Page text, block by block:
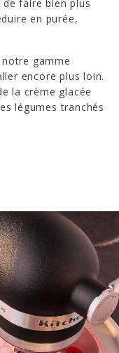
faire bien plus
en purée,
gamme
encore plus loin.
la crème glacée
légumes tranchés